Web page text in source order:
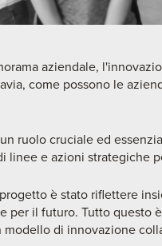
aziendale,
come possono le
ruolo cruciale ed
linee e azioni strategiche
è stato riflettere
per il futuro. Tutto questo
modello di innovazione